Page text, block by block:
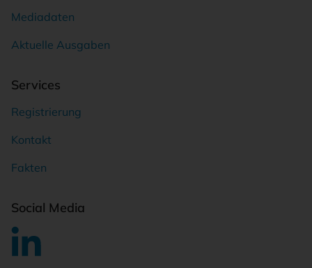
Mediadaten
Aktuelle Ausgaben
Services
Registrierung
Kontakt
Fakten
Social Media